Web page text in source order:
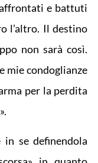
e battuti
l’altro. Il destino
non sarà così.
mie condoglianze
per la perdita
se definendola